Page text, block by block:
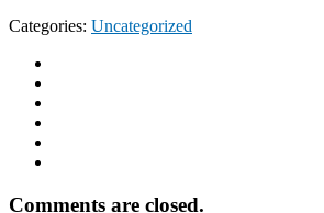
Categories: Uncategorized
Comments are closed.